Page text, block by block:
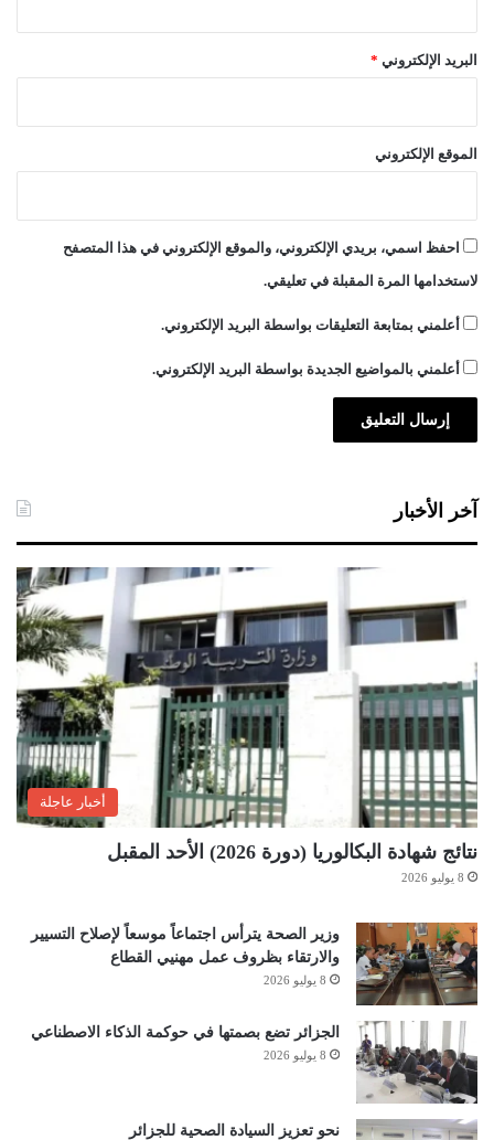
البريد الإلكتروني *
الموقع الإلكتروني
احفظ اسمي، بريدي الإلكتروني، والموقع الإلكتروني في هذا المتصفح
لاستخدامها المرة المقبلة في تعليقي.
أعلمني بمتابعة التعليقات بواسطة البريد الإلكتروني.
أعلمني بالمواضيع الجديدة بواسطة البريد الإلكتروني.
آخر الأخبار
أخبار عاجلة
نتائج شهادة البكالوريا (دورة 2026) الأحد المقبل
8 يوليو 2026
وزير الصحة يترأس اجتماعاً موسعاً لإصلاح التسيير
والارتقاء بظروف عمل مهنيي القطاع
8 يوليو 2026
الجزائر تضع بصمتها في حوكمة الذكاء الاصطناعي
8 يوليو 2026
نحو تعزيز السيادة الصحية للجزائر